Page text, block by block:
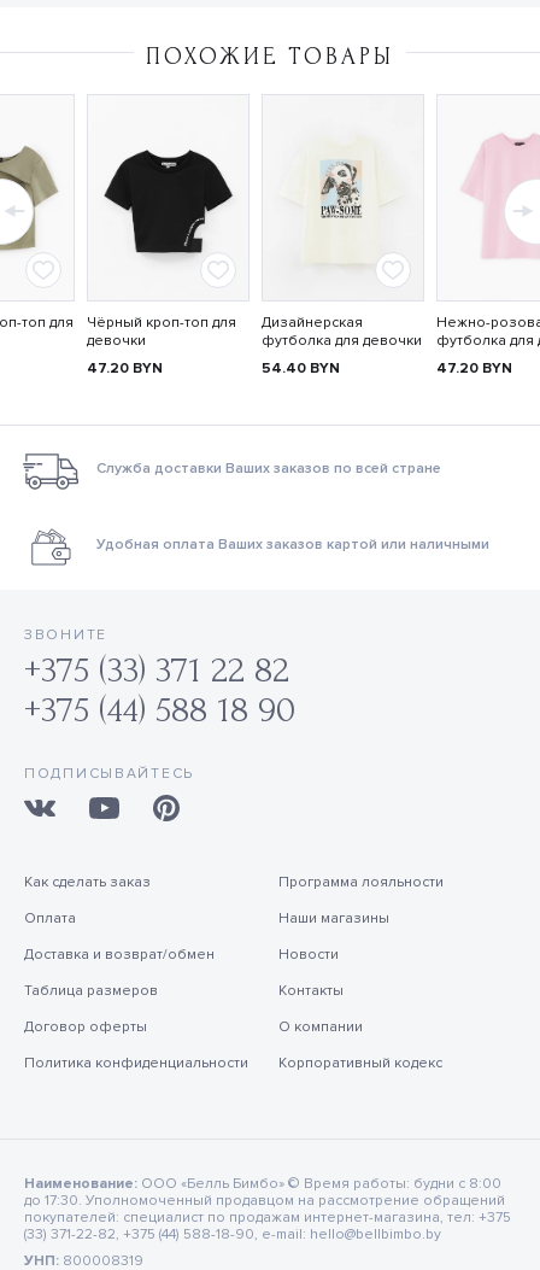
ПОХОЖИЕ ТОВАРЫ
топ для
Чёрный кроп-топ для
девочки
47.20 BYN
Дизайнерская
футболка для девочки
54.40 BYN
Нежно-
футболка для
47.20 BYN
Служба доставки Ваших заказов по всей стране
Удобная оплата Ваших заказов картой или наличными
ЗВОНИТЕ
+375 (33) 371 22 82
+375 (44) 588 18 90
ПОДПИСЫВАЙТЕСЬ
Как сделать заказ
Оплата
Доставка и возврат/обмен
Таблица размеров
Договор оферты
Политика конфиденциальности
Программа лояльности
Наши магазины
Новости
Контакты
О компании
Корпоративный кодекс
Наименование: ООО «Белль Бимбо» © Время работы: будни с 8:00
до 17:30. Уполномоченный продавцом на рассмотрение обращений
покупателей: специалист по продажам интернет-магазина, тел: +375
(33) 371-22-82, +375 (44) 588-18-90, e-mail: hello@bellbimbo.by
УНП: 800008319